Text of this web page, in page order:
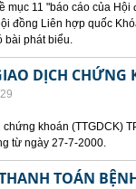
mục 11 "báo cáo của
đồng Liên hợp quốc
bài phát biểu.
DỊCH CHỨNG
chứng khoán (TTGDCK)
từ ngày 27-7-2000.
TOÁN